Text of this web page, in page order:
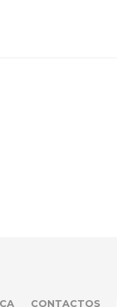
CONTACTOS